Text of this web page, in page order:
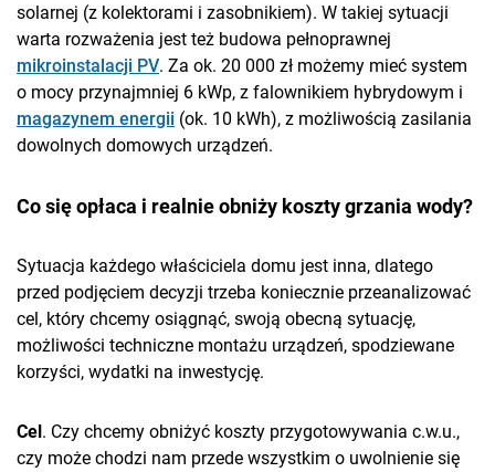
solarnej (z kolektorami i zasobnikiem). W takiej sytuacji
warta rozważenia jest też budowa pełnoprawnej
mikroinstalacji PV. Za ok. 20 000 zł możemy mieć system
o mocy przynajmniej 6 kWp, z falownikiem hybrydowym i
magazynem energii (ok. 10 kWh), z możliwością zasilania
dowolnych domowych urządzeń.
Co się opłaca i realnie obniży koszty grzania wody?
Sytuacja każdego właściciela domu jest inna, dlatego
przed podjęciem decyzji trzeba koniecznie przeanalizować
cel, który chcemy osiągnąć, swoją obecną sytuację,
możliwości techniczne montażu urządzeń, spodziewane
korzyści, wydatki na inwestycję.
Cel. Czy chcemy obniżyć koszty przygotowywania c.w.u.,
czy może chodzi nam przede wszystkim o uwolnienie się